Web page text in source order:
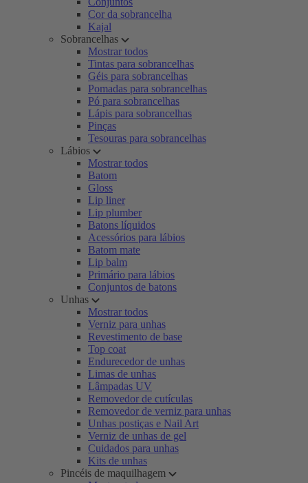
Cor da sobrancelha
Kajal
Sobrancelhas
Mostrar todos
Tintas para sobrancelhas
Géis para sobrancelhas
Pomadas para sobrancelhas
Pó para sobrancelhas
Lápis para sobrancelhas
Pinças
Tesouras para sobrancelhas
Lábios
Mostrar todos
Batom
Gloss
Lip liner
Lip plumber
Batons líquidos
Acessórios para lábios
Batom mate
Lip balm
Primário para lábios
Conjuntos de batons
Unhas
Mostrar todos
Verniz para unhas
Revestimento de base
Top coat
Endurecedor de unhas
Limas de unhas
Lâmpadas UV
Removedor de cutículas
Removedor de verniz para unhas
Unhas postiças e Nail Art
Verniz de unhas de gel
Cuidados para unhas
Kits de unhas
Pincéis de maquilhagem